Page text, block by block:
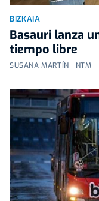
BIZKAIA
Basauri lanza
tiempo libre
SUSANA MARTÍN | NTM